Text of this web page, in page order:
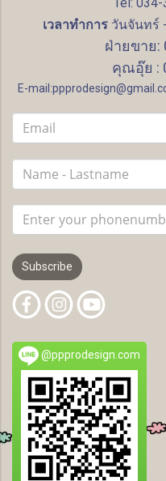
เวลาทำการวันจันทร์ -
ฝ่ายขาย:
คุณอุ๊ย :
E-
Subscribe
@ppprodesign.com